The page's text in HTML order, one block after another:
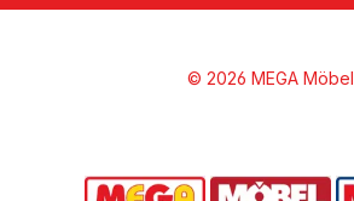
© 2026 MEGA Möbel